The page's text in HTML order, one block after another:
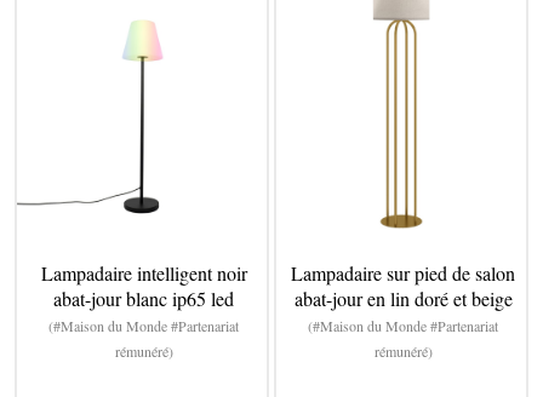
Lampadaire intelligent noir
abat-jour blanc ip65 led
(#Maison du Monde #Partenariat
rémunéré)
Lampadaire sur pied de salon
abat-jour en lin doré et beige
(#Maison du Monde #Partenariat
rémunéré)